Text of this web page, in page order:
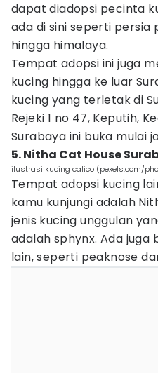
dapat diadopsi pecinta
ada di sini seperti persia
hingga himalaya.
Tempat adopsi ini juga
kucing hingga ke luar
kucing yang terletak di
Rejeki 1 no 47, Keputih,
Surabaya ini buka mulai
5. Nitha Cat House
ilustrasi kucing calico (pexels.com/
Tempat adopsi kucing
kamu kunjungi adalah
jenis kucing unggulan
adalah sphynx. Ada juga
lain, seperti peaknose